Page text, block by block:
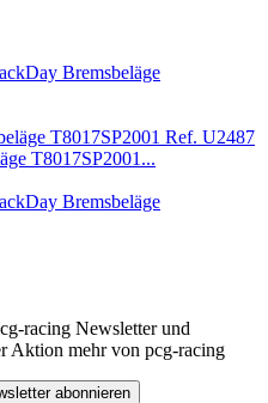
Bremsbeläge
T8017SP2001...
Bremsbeläge
racing Newsletter und
Aktion mehr von pcg-racing
abonnieren